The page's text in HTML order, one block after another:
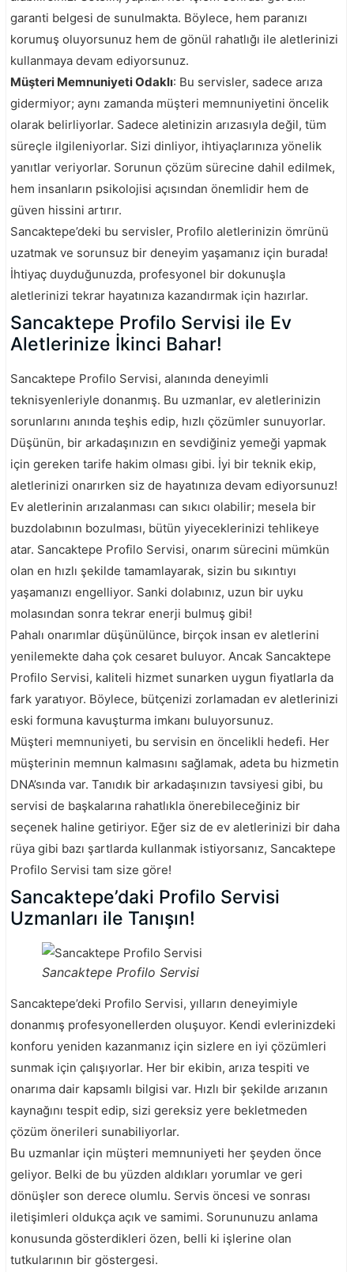
garanti belgesi de sunulmakta. Böylece, hem paranızı
korumuş oluyorsunuz hem de gönül rahatlığı ile aletlerinizi
kullanmaya devam ediyorsunuz.
Müşteri Memnuniyeti Odaklı: Bu servisler, sadece arıza
gidermiyor; aynı zamanda müşteri memnuniyetini öncelik
olarak belirliyorlar. Sadece aletinizin arızasıyla değil, tüm
süreçle ilgileniyorlar. Sizi dinliyor, ihtiyaçlarınıza yönelik
yanıtlar veriyorlar. Sorunun çözüm sürecine dahil edilmek,
hem insanların psikolojisi açısından önemlidir hem de
güven hissini artırır.
Sancaktepe’deki bu servisler, Profilo aletlerinizin ömrünü
uzatmak ve sorunsuz bir deneyim yaşamanız için burada!
İhtiyaç duyduğunuzda, profesyonel bir dokunuşla
aletlerinizi tekrar hayatınıza kazandırmak için hazırlar.
Sancaktepe Profilo Servisi ile Ev
Aletlerinize İkinci Bahar!
Sancaktepe Profilo Servisi, alanında deneyimli
teknisyenleriyle donanmış. Bu uzmanlar, ev aletlerinizin
sorunlarını anında teşhis edip, hızlı çözümler sunuyorlar.
Düşünün, bir arkadaşınızın en sevdiğiniz yemeği yapmak
için gereken tarife hakim olması gibi. İyi bir teknik ekip,
aletlerinizi onarırken siz de hayatınıza devam ediyorsunuz!
Ev aletlerinin arızalanması can sıkıcı olabilir; mesela bir
buzdolabının bozulması, bütün yiyeceklerinizi tehlikeye
atar. Sancaktepe Profilo Servisi, onarım sürecini mümkün
olan en hızlı şekilde tamamlayarak, sizin bu sıkıntıyı
yaşamanızı engelliyor. Sanki dolabınız, uzun bir uyku
molasından sonra tekrar enerji bulmuş gibi!
Pahalı onarımlar düşünülünce, birçok insan ev aletlerini
yenilemekte daha çok cesaret buluyor. Ancak Sancaktepe
Profilo Servisi, kaliteli hizmet sunarken uygun fiyatlarla da
fark yaratıyor. Böylece, bütçenizi zorlamadan ev aletlerinizi
eski formuna kavuşturma imkanı buluyorsunuz.
Müşteri memnuniyeti, bu servisin en öncelikli hedefi. Her
müşterinin memnun kalmasını sağlamak, adeta bu hizmetin
DNA’sında var. Tanıdık bir arkadaşınızın tavsiyesi gibi, bu
servisi de başkalarına rahatlıkla önerebileceğiniz bir
seçenek haline getiriyor. Eğer siz de ev aletlerinizi bir daha
rüya gibi bazı şartlarda kullanmak istiyorsanız, Sancaktepe
Profilo Servisi tam size göre!
Sancaktepe’daki Profilo Servisi
Uzmanları ile Tanışın!
Sancaktepe Profilo Servisi
Sancaktepe’deki Profilo Servisi, yılların deneyimiyle
donanmış profesyonellerden oluşuyor. Kendi evlerinizdeki
konforu yeniden kazanmanız için sizlere en iyi çözümleri
sunmak için çalışıyorlar. Her bir ekibin, arıza tespiti ve
onarıma dair kapsamlı bilgisi var. Hızlı bir şekilde arızanın
kaynağını tespit edip, sizi gereksiz yere bekletmeden
çözüm önerileri sunabiliyorlar.
Bu uzmanlar için müşteri memnuniyeti her şeyden önce
geliyor. Belki de bu yüzden aldıkları yorumlar ve geri
dönüşler son derece olumlu. Servis öncesi ve sonrası
iletişimleri oldukça açık ve samimi. Sorununuzu anlama
konusunda gösterdikleri özen, belli ki işlerine olan
tutkularının bir göstergesi.